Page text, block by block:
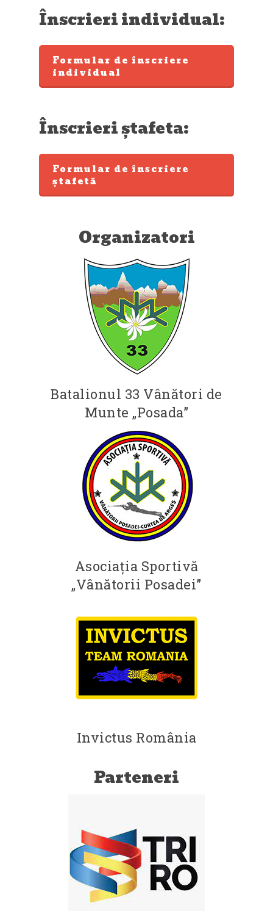
Înscrieri individual:
Formular de înscriere
individual
Înscrieri ștafeta:
Formular de înscriere
ștafetă
Organizatori
Batalionul 33 Vânători de
Munte „Posada”
Asociația Sportivă
„Vânătorii Posadei”
Invictus România
Parteneri